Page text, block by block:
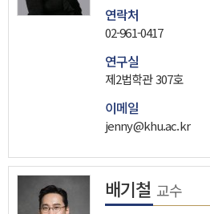
연락처
02-961-0417
연구실
제2법학관 307호
이메일
jenny@khu.ac.kr
배기철 교수